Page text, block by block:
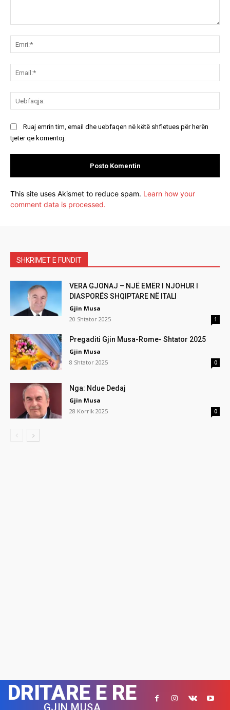
Ruaj emrin tim, email dhe uebfaqen në këtë shfletues për herën
tjetër që komentoj.
This site uses Akismet to reduce spam. Learn how your
comment data is processed.
SHKRIMET E FUNDIT
VERA GJONAJ – NJË EMËR I NJOHUR I
DIASPORËS SHQIPTARE NË ITALI
Gjin Musa
20 Shtator 2025
1
Pregaditi Gjin Musa-Rome- Shtator 2025
Gjin Musa
8 Shtator 2025
0
Nga: Ndue Dedaj
Gjin Musa
28 Korrik 2025
0
DRITARE E RE
GJIN MUSA